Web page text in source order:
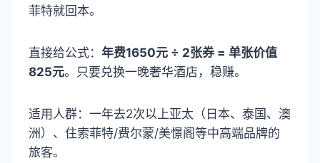
菲特就回本。
直接给公式： 年费1650元 ÷ 2张券 = 单张价值
825元。只要兑换一晚奢华酒店，稳赚。
适用人群：一年去2次以上亚太（日本、泰国、澳
洲）、住索菲特/费尔蒙/美憬阁等中高端品牌的
旅客。